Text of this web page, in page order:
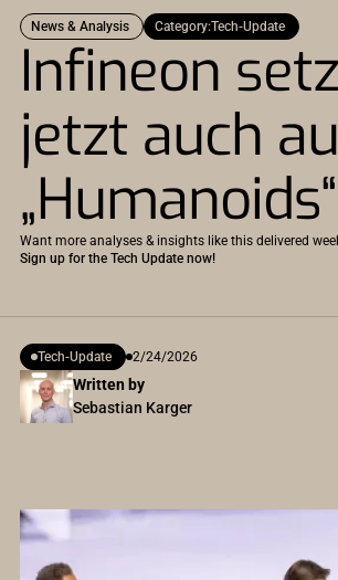
News & Analysis Category:Tech-Update
Infineon
jetzt auch
„Humanoids“
Want more analyses & insights like this delivered
Sign up for the Tech Update now!
Written by
Sebastian Karger
Tech-Update 2/24/2026